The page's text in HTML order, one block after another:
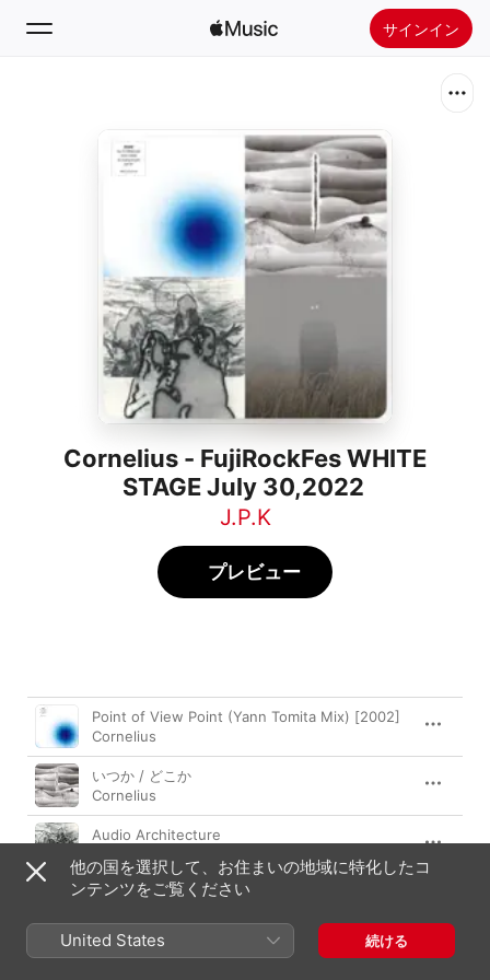
サインイン
Apple Musicをインストール
Cornelius - FujiRockFes WHITE
STAGE July 30,2022
J.P.K
プレビュー
曲 時間
Point of View Point (Yann Tomita Mix) [2002]
Cornelius
いつか / どこか
Cornelius
Audio Architecture
Drop
変わる消える (feat. mei ehara)
他の国を選択して、お住まいの地域に特化したコ
ンテンツをご覧ください
United States 続ける